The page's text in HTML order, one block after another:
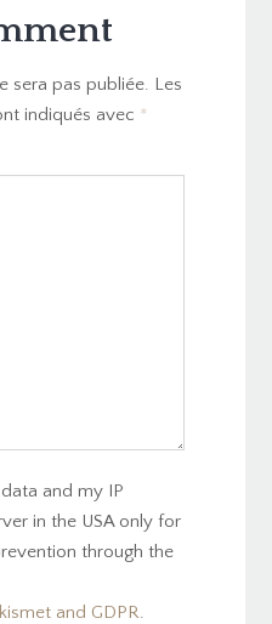
sera pas publiée. Les
indiqués avec *
and my IP
in the USA only for
through the
and GDPR.